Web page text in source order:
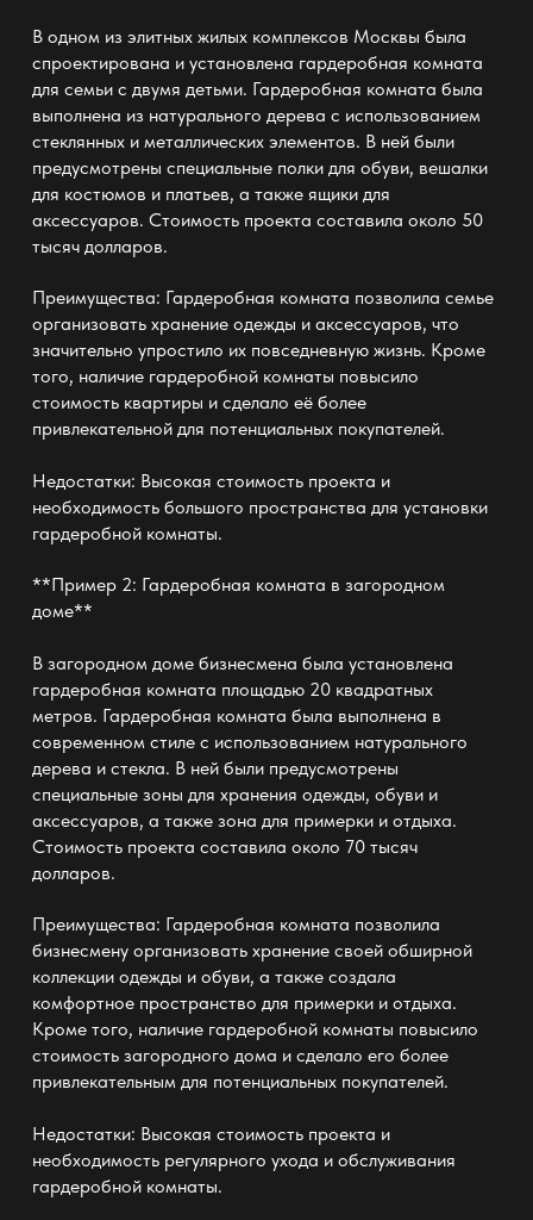
В одном из элитных жилых комплексов Москвы была
спроектирована и установлена гардеробная комната
для семьи с двумя детьми. Гардеробная комната была
выполнена из натурального дерева с использованием
стеклянных и металлических элементов. В ней были
предусмотрены специальные полки для обуви, вешалки
для костюмов и платьев, а также ящики для
аксессуаров. Стоимость проекта составила около 50
тысяч долларов.
Преимущества: Гардеробная комната позволила семье
организовать хранение одежды и аксессуаров, что
значительно упростило их повседневную жизнь. Кроме
того, наличие гардеробной комнаты повысило
стоимость квартиры и сделало её более
привлекательной для потенциальных покупателей.
Недостатки: Высокая стоимость проекта и
необходимость большого пространства для установки
гардеробной комнаты.
**Пример 2: Гардеробная комната в загородном
доме**
В загородном доме бизнесмена была установлена
гардеробная комната площадью 20 квадратных
метров. Гардеробная комната была выполнена в
современном стиле с использованием натурального
дерева и стекла. В ней были предусмотрены
специальные зоны для хранения одежды, обуви и
аксессуаров, а также зона для примерки и отдыха.
Стоимость проекта составила около 70 тысяч
долларов.
Преимущества: Гардеробная комната позволила
бизнесмену организовать хранение своей обширной
коллекции одежды и обуви, а также создала
комфортное пространство для примерки и отдыха.
Кроме того, наличие гардеробной комнаты повысило
стоимость загородного дома и сделало его более
привлекательным для потенциальных покупателей.
Недостатки: Высокая стоимость проекта и
необходимость регулярного ухода и обслуживания
гардеробной комнаты.